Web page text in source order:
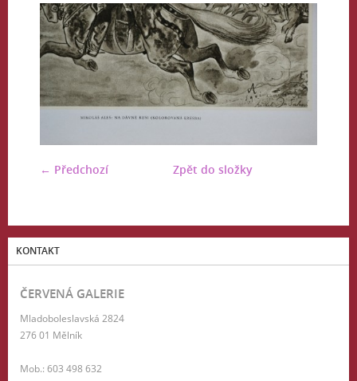
← Předchozí Zpět do složky
KONTAKT
ČERVENÁ GALERIE
Mladoboleslavská 2824
276 01 Mělník
Mob.: 603 498 632